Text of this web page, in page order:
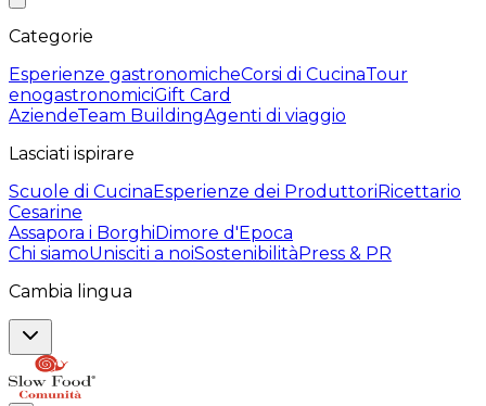
Categorie
Esperienze gastronomicheCorsi di CucinaTour
enogastronomiciGift Card
AziendeTeam BuildingAgenti di viaggio
Lasciati ispirare
Scuole di CucinaEsperienze dei ProduttoriRicettario
Cesarine
Assapora i BorghiDimore d'Epoca
Chi siamoUnisciti a noiSostenibilitàPress & PR
Cambia lingua